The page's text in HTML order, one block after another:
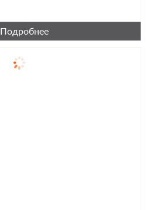
Подробнее